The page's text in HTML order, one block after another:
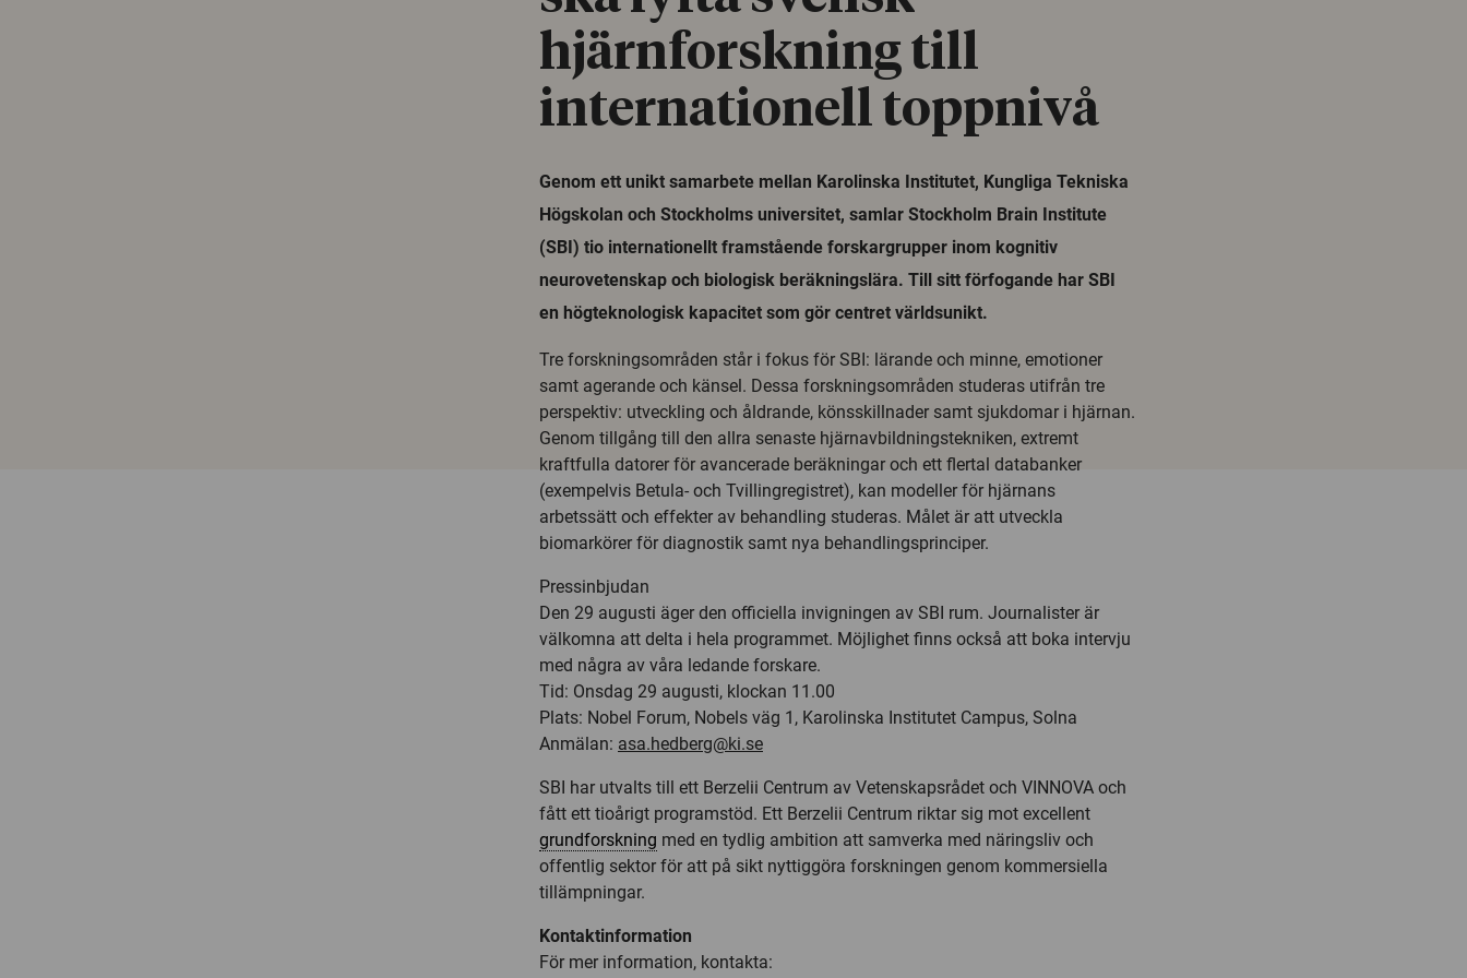
hjärnforskning till
internationell toppnivå
Genom ett unikt samarbete mellan Karolinska Institutet, Kungliga Tekniska
Högskolan och Stockholms universitet, samlar Stockholm Brain Institute
(SBI) tio internationellt framstående forskargrupper inom kognitiv
neurovetenskap och biologisk beräkningslära. Till sitt förfogande har SBI
en högteknologisk kapacitet som gör centret världsunikt.
Tre forskningsområden står i fokus för SBI: lärande och minne, emotioner
samt agerande och känsel. Dessa forskningsområden studeras utifrån tre
perspektiv: utveckling och åldrande, könsskillnader samt sjukdomar i hjärnan.
Genom tillgång till den allra senaste hjärnavbildningstekniken, extremt
kraftfulla datorer för avancerade beräkningar och ett flertal databanker
(exempelvis Betula- och Tvillingregistret), kan modeller för hjärnans
arbetssätt och effekter av behandling studeras. Målet är att utveckla
biomarkörer för diagnostik samt nya behandlingsprinciper.
Pressinbjudan
Den 29 augusti äger den officiella invigningen av SBI rum. Journalister är
välkomna att delta i hela programmet. Möjlighet finns också att boka intervju
med några av våra ledande forskare.
Tid: Onsdag 29 augusti, klockan 11.00
Plats: Nobel Forum, Nobels väg 1, Karolinska Institutet Campus, Solna
Anmälan: asa.hedberg@ki.se
SBI har utvalts till ett Berzelii Centrum av Vetenskapsrådet och VINNOVA och
fått ett tioårigt programstöd. Ett Berzelii Centrum riktar sig mot excellent
grundforskning med en tydlig ambition att samverka med näringsliv och
offentlig sektor för att på sikt nyttiggöra forskningen genom kommersiella
tillämpningar.
Kontaktinformation
För mer information, kontakta: